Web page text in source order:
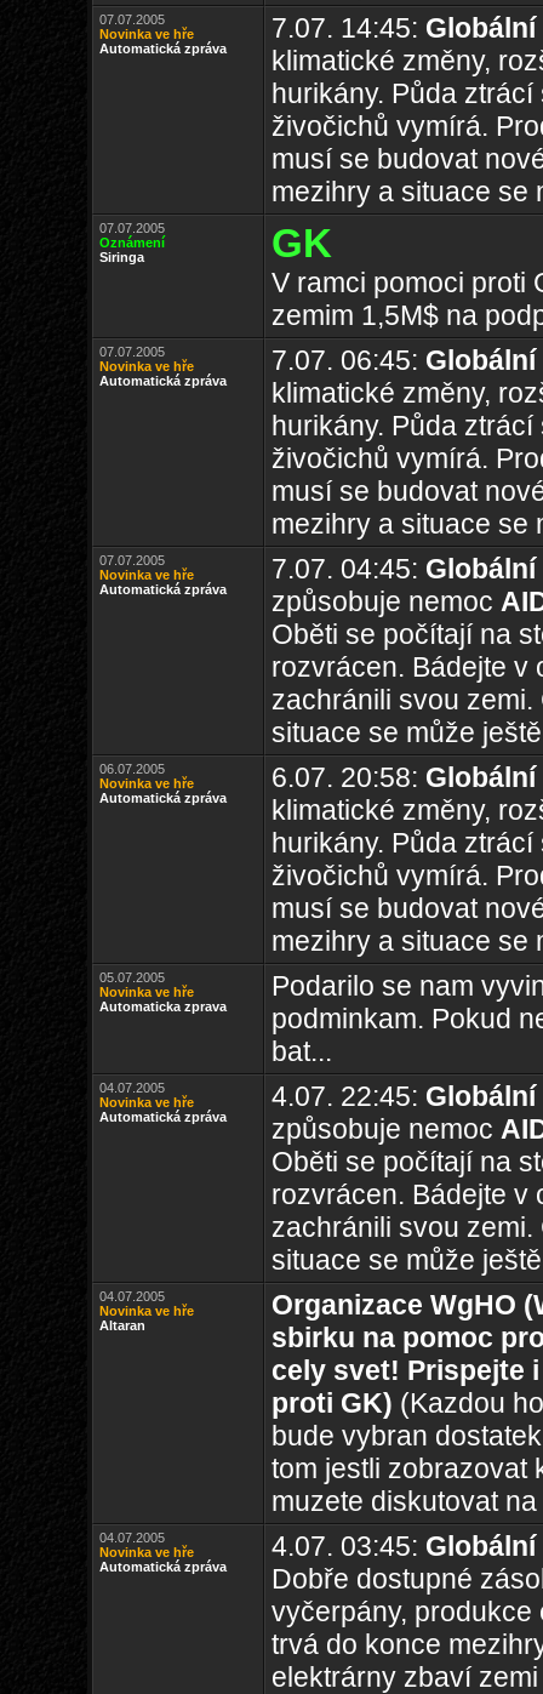
07.07.2005
Novinka ve hře
Automatická zpráva
7.07. 14:45:
klimatické změny,
hurikány. Půda
živočichů vymírá.
musí se budovat
mezihry a situace se
07.07.2005
Oznámení
Siringa
GK
V ramci pomoci proti
zemim 1,5M$ na
07.07.2005
Novinka ve hře
Automatická zpráva
7.07. 06:45:
klimatické změny,
hurikány. Půda
živočichů vymírá.
musí se budovat
mezihry a situace se
07.07.2005
Novinka ve hře
Automatická zpráva
7.07. 04:45:
způsobuje nemoc
Oběti se počítají na
rozvrácen. Bádejte v
zachránili svou
situace se může
06.07.2005
Novinka ve hře
Automatická zpráva
6.07. 20:58:
klimatické změny,
hurikány. Půda
živočichů vymírá.
musí se budovat
mezihry a situace se
05.07.2005
Novinka ve hře
Automaticka zprava
Podarilo se nam
podminkam. Pokud
bat...
04.07.2005
Novinka ve hře
Automatická zpráva
4.07. 22:45:
způsobuje nemoc
Oběti se počítají na
rozvrácen. Bádejte v
zachránili svou
situace se může
04.07.2005
Novinka ve hře
Altaran
Organizace WgHO
sbirku na pomoc
cely svet! Prispejte
proti GK) (Kazdou
bude vybran
tom jestli zobrazovat
muzete diskutovat
04.07.2005
Novinka ve hře
Automatická zpráva
4.07. 03:45:
Dobře dostupné
vyčerpány,
trvá do konce
elektrárny zbaví